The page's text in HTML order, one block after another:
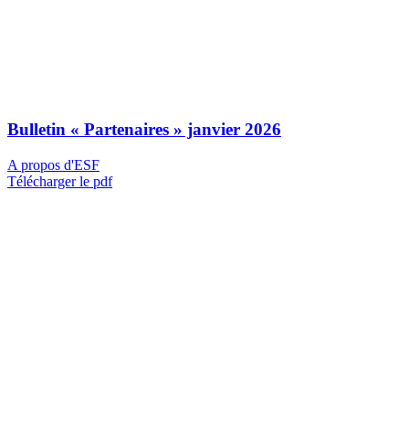
Bulletin « Partenaires » janvier 2026
A propos d'ESF
Télécharger le pdf